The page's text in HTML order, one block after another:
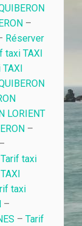
–
Réserver
taxi TAXI
LORIENT
–
–
Tarif taxi
taxi
–
– Tarif